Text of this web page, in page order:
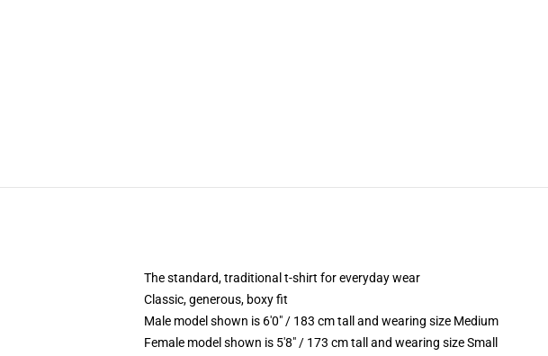
The standard, traditional t-shirt for everyday wear
Classic, generous, boxy fit
Male model shown is 6'0" / 183 cm tall and wearing size Medium
Female model shown is 5'8" / 173 cm tall and wearing size Small